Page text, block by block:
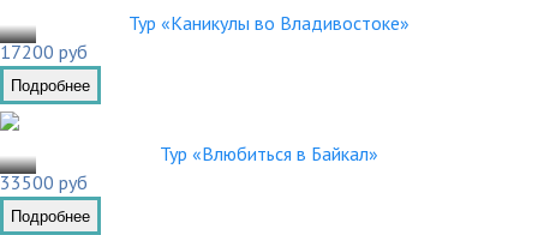
Тур «Каникулы во Владивостоке»
17200 руб
Подробнее
Тур «Влюбиться в Байкал»
33500 руб
Подробнее